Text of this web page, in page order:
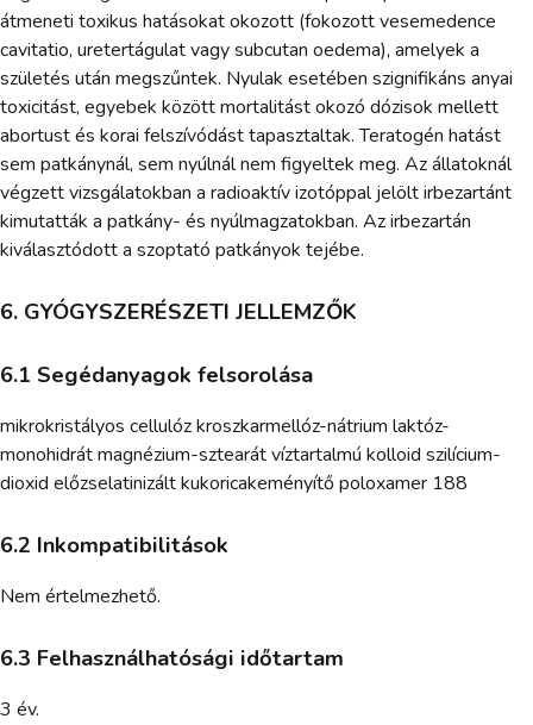
átmeneti toxikus hatásokat okozott (fokozott vesemedence
cavitatio, uretertágulat vagy subcutan oedema), amelyek a
születés után megszűntek. Nyulak esetében szignifikáns anyai
toxicitást, egyebek között mortalitást okozó dózisok mellett
abortust és korai felszívódást tapasztaltak. Teratogén hatást
sem patkánynál, sem nyúlnál nem figyeltek meg. Az állatoknál
végzett vizsgálatokban a radioaktív izotóppal jelölt irbezartánt
kimutatták a patkány- és nyúlmagzatokban. Az irbezartán
kiválasztódott a szoptató patkányok tejébe.
6. GYÓGYSZERÉSZETI JELLEMZŐK
6.1 Segédanyagok felsorolása
mikrokristályos cellulóz kroszkarmellóz-nátrium laktóz-
monohidrát magnézium-sztearát víztartalmú kolloid szilícium-
dioxid előzselatinizált kukoricakeményítő poloxamer 188
6.2 Inkompatibilitások
Nem értelmezhető.
6.3 Felhasználhatósági időtartam
3 év.